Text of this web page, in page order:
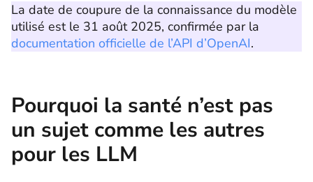
La date de coupure de la connaissance du modèle
utilisé est le 31 août 2025, confirmée par la
documentation officielle de l’API d’OpenAI.
Pourquoi la santé n’est pas
un sujet comme les autres
pour les LLM